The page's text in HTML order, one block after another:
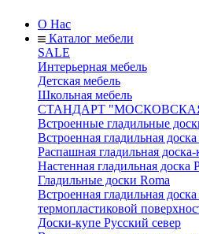
О Нас
Каталог мебели
SALE
Интерьерная мебель
Детская мебель
Школьная мебель
СТАНДАРТ
Встроенные гладильные
Встроенная гладильная
Распашная гладильная
Настенная гладильная доска
Гладильные доски Roma
Встроенная гладильная
термопластиковой
Доски-купе Русский север